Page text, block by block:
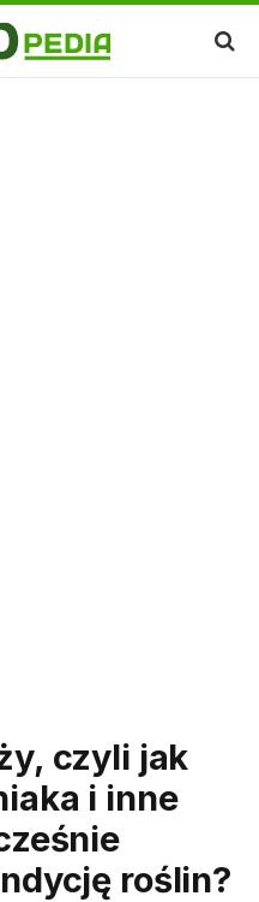
czyli jak
i inne
roślin?